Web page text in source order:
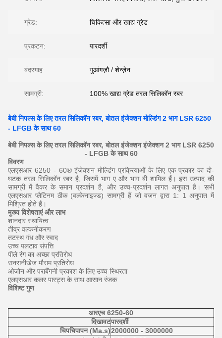
ग्रेड: चिकित्सा और खाद्य ग्रेड
प्रकटन: पारदर्शी
बंदरगाह: गुआंगज़ौ / शेन्ज़ेन
सामग्री: 100% खाद्य ग्रेड तरल सिलिकॉन रबर
बेबी निपल्स के लिए तरल सिलिकॉन रबर, बोतल इंजेक्शन मोल्डिंग 2 भाग LSR 6250
- LFGB के साथ 60
बेबी निपल्स के लिए तरल सिलिकॉन रबर, बोतल इंजेक्शन इंजेक्शन 2 भाग LSR 6250
- LFGB के साथ 60
विवरण
एलएसआर 6250 - 60® इंजेक्शन मोल्डिंग प्रक्रियाओं के लिए एक प्रकार का दो-
घटक तरल सिलिकॉन रबर है, जिसमें भाग ए और भाग बी शामिल हैं। इस उत्पाद की
सामग्री में वैकर के समान प्रदर्शन है, और उच्च-प्रदर्शन लागत अनुपात है।
सभी
एलएसआर प्लैटिनम ठीक (वल्केनाइज्ड) सामग्री हैं जो वजन द्वारा 1: 1 अनुपात में
मिश्रित होते हैं।
मुख्य विशेषताएं और लाभ
शानदार स्थायित्व
तीव्र वल्कनीकरण
तटस्थ गंध और स्वाद
उच्च पलटाव संपत्ति
पीले रंग का अच्छा प्रतिरोध
सनसनीखेज मौसम प्रतिरोध
ओजोन और पराबैंगनी प्रकाश के लिए उच्च स्थिरता
एलएसआर कलर पास्ट्स के साथ आसान रंजक
विशिष्ट गुण
आरएच 6250-60
दिखावटपारदर्शी
चिपचिपापन (Ma.s)2000000 - 3000000